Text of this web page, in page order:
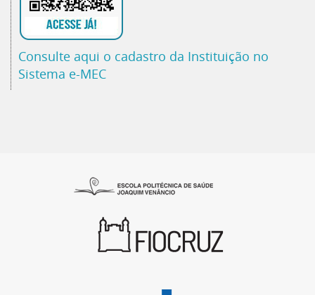
Consulte aqui o cadastro da Instituição no
Sistema e-MEC